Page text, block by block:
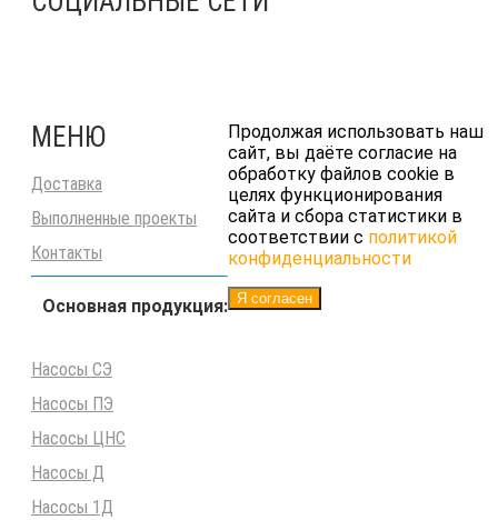
МЕНЮ
Доставка
Выполненные проекты
Контакты
Основная продукция:
Насосы СЭ
Насосы ПЭ
Насосы ЦНС
Насосы Д
Насосы 1Д
Продолжая использовать наш
сайт, вы даёте согласие на
обработку файлов cookie в
целях функционирования
сайта и сбора статистики в
соответствии с политикой
конфиденциальности
Я согласен